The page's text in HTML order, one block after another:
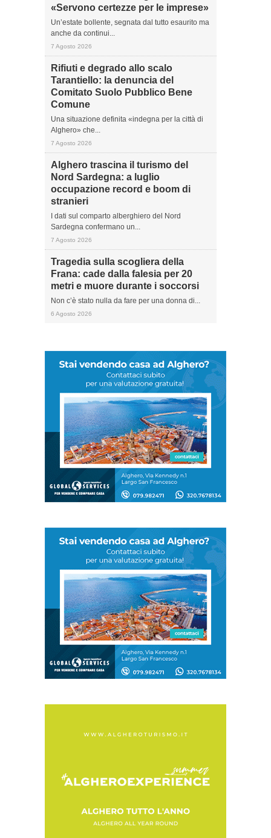
«Servono certezze per le imprese»
Un’estate bollente, segnata dal tutto esaurito ma
anche da continui...
7 Agosto 2026
Rifiuti e degrado allo scalo
Tarantiello: la denuncia del
Comitato Suolo Pubblico Bene
Comune
Una situazione definita «indegna per la città di
Alghero» che...
7 Agosto 2026
Alghero trascina il turismo del
Nord Sardegna: a luglio
occupazione record e boom di
stranieri
I dati sul comparto alberghiero del Nord
Sardegna confermano un...
7 Agosto 2026
Tragedia sulla scogliera della
Frana: cade dalla falesia per 20
metri e muore durante i soccorsi
Non c’è stato nulla da fare per una donna di...
6 Agosto 2026